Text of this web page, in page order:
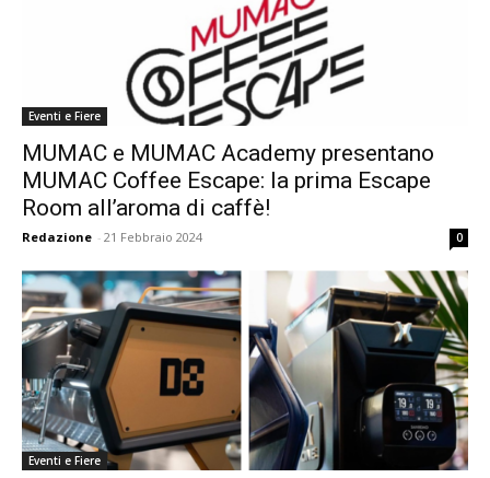
Eventi e Fiere
MUMAC e MUMAC Academy presentano
MUMAC Coffee Escape: la prima Escape
Room all’aroma di caffè!
Redazione - 21 Febbraio 2024 0
Eventi e Fiere